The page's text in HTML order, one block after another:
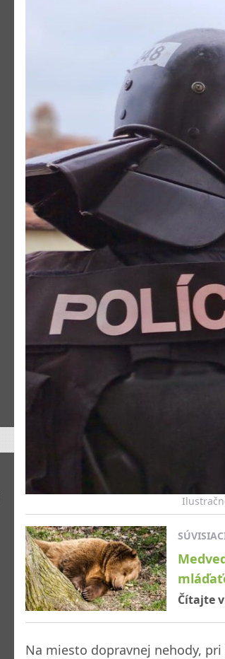
Čítajte
Na miesto dopravnej nehody,